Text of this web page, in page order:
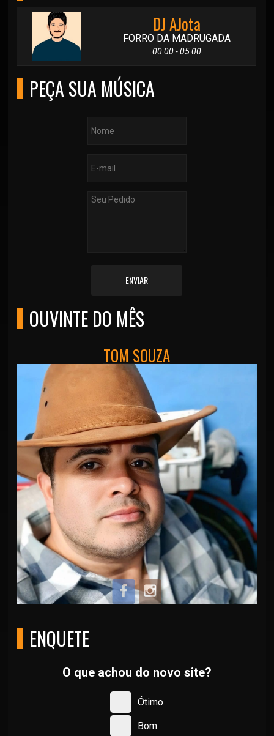
DJ AJota
FORRO DA MADRUGADA
00:00 - 05:00
PEÇA SUA MÚSICA
ENVIAR
OUVINTE DO MÊS
TOM SOUZA
ENQUETE
O que achou do novo site?
Ótimo
Bom